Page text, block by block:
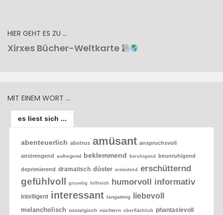
HIER GEHT ES ZU …
Xirxes Bücher-Weltkarte
MIT EINEM WORT …
es liest sich ...
abenteuerlich abstrus amüsant anspruchsvoll
anstrengend aufregend beklemmend beruhigend beunruhigend
deprimierend dramatisch düster ermüdend erschütternd
gefühlvoll gruselig hilfreich humorvoll informativ
intelligent interessant langatmig liebevoll
melancholisch nostalgisch nüchtern oberflächlich phantasievoll